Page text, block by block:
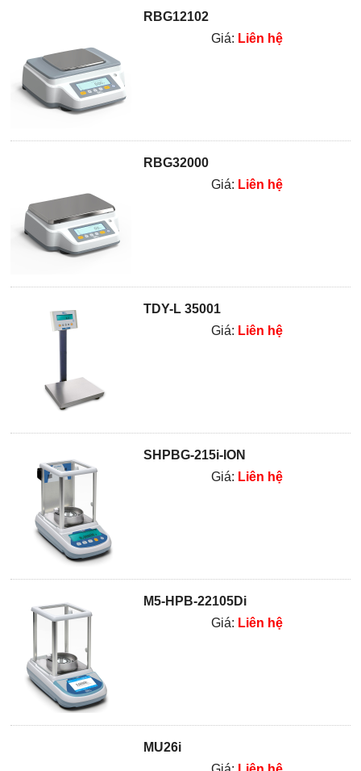
RBG12102
Giá: Liên hệ
RBG32000
Giá: Liên hệ
TDY-L 35001
Giá: Liên hệ
SHPBG-215i-ION
Giá: Liên hệ
M5-HPB-22105Di
Giá: Liên hệ
MU26i